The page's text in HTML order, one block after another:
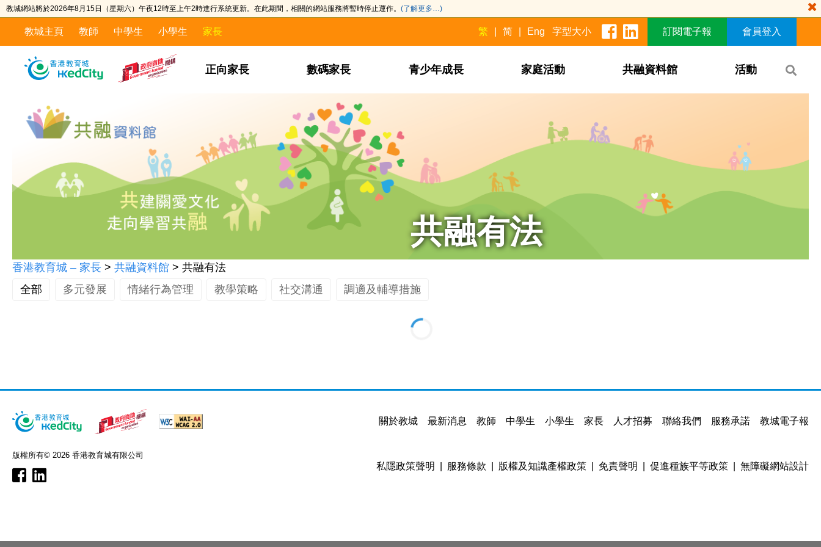
教城網站將於2026年8月15日（星期六）午夜12時至上午2時進行系統更新。在此期間，相關的網站服務將暫時停止運作。 (了解更多…)
教城主頁 教師 中學生 小學生 家長 繁 简 Eng 字型大小 訂閱電子報 會員登入
正向家長 數碼家長 青少年成長 家庭活動 共融資料館 活動
共融有法
香港教育城 – 家長 > 共融資料館 > 共融有法
全部
多元發展 情緒行為管理 教學策略 社交溝通 調適及輔導措施
關於教城 最新消息 教師 中學生 小學生 家長 人才招募 聯絡我們 服務承諾 教城電子報
版權所有© 2026 香港教育城有限公司
私隱政策聲明 服務條款 版權及知識產權政策 免責聲明 促進種族平等政策 無障礙網站設計